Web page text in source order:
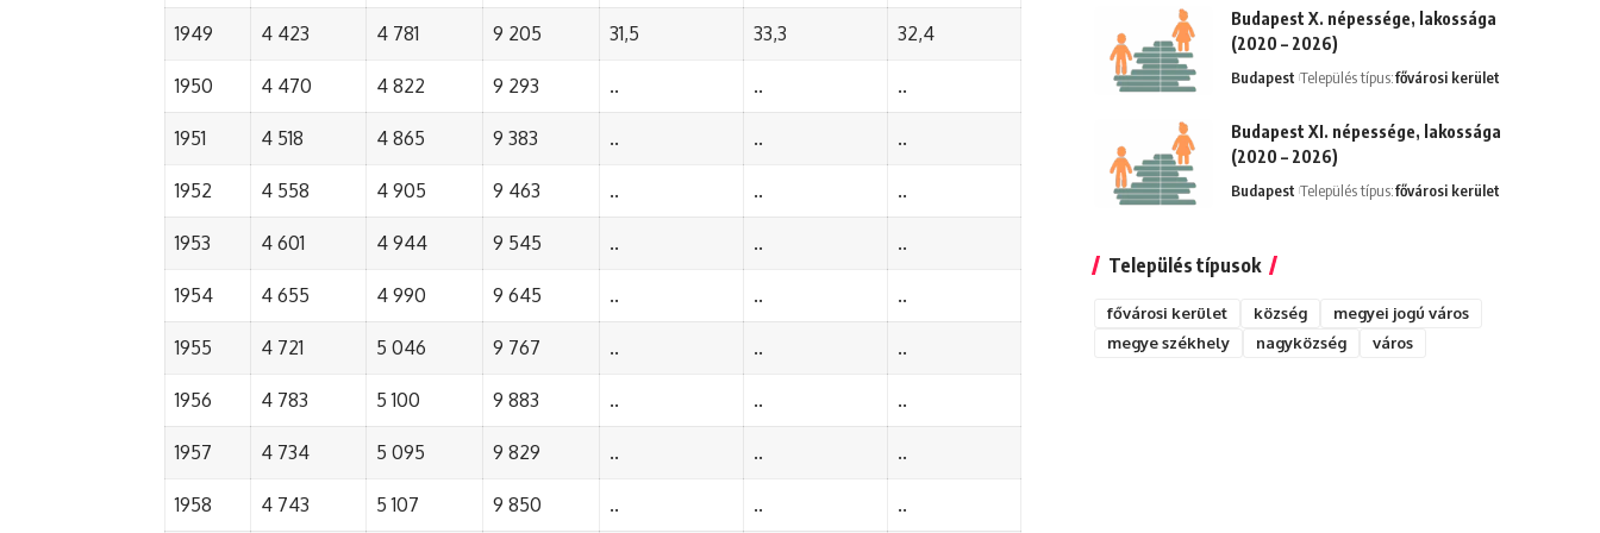
1949 4 423 4 781 9 205 31,5 33,3 32,4
1950 4 470 4 822 9 293 .. .. ..
1951 4 518 4 865 9 383 .. .. ..
1952 4 558 4 905 9 463 .. .. ..
1953 4 601 4 944 9 545 .. .. ..
1954 4 655 4 990 9 645 .. .. ..
1955 4 721 5 046 9 767 .. .. ..
1956 4 783 5 100 9 883 .. .. ..
1957 4 734 5 095 9 829 .. .. ..
1958 4 743 5 107 9 850 .. .. ..
Budapest X. népessége, lakossága
(2020 – 2026)
Budapest Település típus:fővárosi kerület
Budapest XI. népessége, lakossága
(2020 – 2026)
Budapest Település típus:fővárosi kerület
Település típusok
fővárosi kerület község
megyei jogú város
megye székhely
nagyközség város